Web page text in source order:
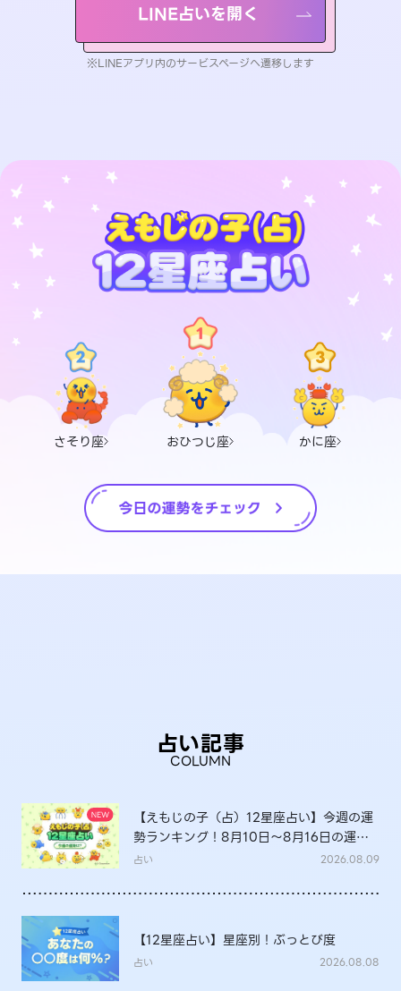
LINE占いを開く
※LINEアプリ内のサービスページへ遷移します
さそり座 おひつじ座 かに座
占い記事
COLUMN
【えもじの子（占）12星座占い】今週の運
勢ランキング！8月10日～8月16日の運勢
は？
占い 2026.08.09
【12星座占い】星座別！ぶっとび度
占い 2026.08.08